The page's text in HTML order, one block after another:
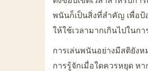
พนันก็เป็นสิ่งที่สำคัญ เพื่อป้
ให้ใช้เวลามากเกินไปในก
การเล่นพนันอย่างมีสติยังห
การรู้จักเมื่อใดควรหยุด หา